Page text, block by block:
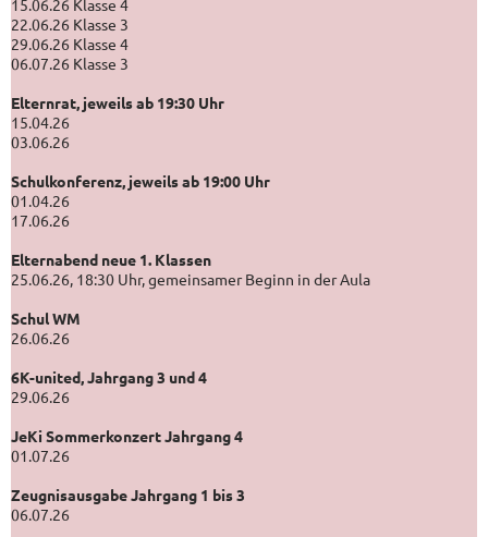
15.06.26 Klasse 4
22.06.26 Klasse 3
29.06.26 Klasse 4
06.07.26 Klasse 3
Elternrat, jeweils ab 19:30 Uhr
15.04.26
03.06.26
Schulkonferenz, jeweils ab 19:00 Uhr
01.04.26
17.06.26
Elternabend neue 1. Klassen
25.06.26, 18:30 Uhr, gemeinsamer Beginn in der Aula
Schul WM
26.06.26
6K-united, Jahrgang 3 und 4
29.06.26
JeKi Sommerkonzert Jahrgang 4
01.07.26
Zeugnisausgabe Jahrgang 1 bis 3
06.07.26